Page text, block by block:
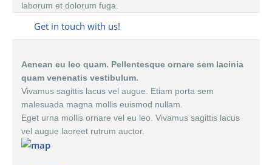
laborum et dolorum fuga.
Get in touch with us!
Aenean eu leo quam. Pellentesque ornare sem lacinia
quam venenatis vestibulum.
Vivamus sagittis lacus vel augue. Etiam porta sem
malesuada magna mollis euismod nullam.
Eget urna mollis ornare vel eu leo. Vivamus sagittis lacus
vel augue laoreet rutrum auctor.